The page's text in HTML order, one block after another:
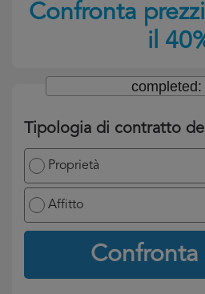
Confronta
il
Tipologia di contratto
Proprietà
Affitto
Confronta